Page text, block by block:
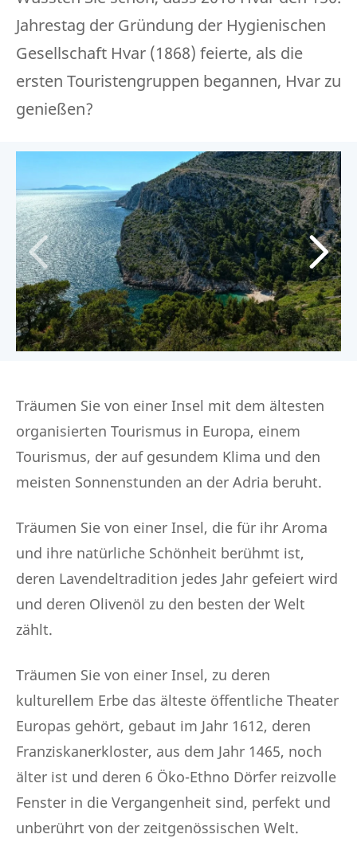
Jahrestag der Gründung der Hygienischen
Gesellschaft Hvar (1868) feierte, als die
ersten Touristengruppen begannen, Hvar zu
genießen?
Träumen Sie von einer Insel mit dem ältesten
organisierten Tourismus in Europa, einem
Tourismus, der auf gesundem Klima und den
meisten Sonnenstunden an der Adria beruht.
Träumen Sie von einer Insel, die für ihr Aroma
und ihre natürliche Schönheit berühmt ist,
deren Lavendeltradition jedes Jahr gefeiert wird
und deren Olivenöl zu den besten der Welt
zählt.
Träumen Sie von einer Insel, zu deren
kulturellem Erbe das älteste öffentliche Theater
Europas gehört, gebaut im Jahr 1612, deren
Franziskanerkloster, aus dem Jahr 1465, noch
älter ist und deren 6 Öko-Ethno Dörfer reizvolle
Fenster in die Vergangenheit sind, perfekt und
unberührt von der zeitgenössischen Welt.